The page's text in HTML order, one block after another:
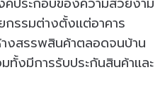
รรมต่างตั้งเเต่อาคาร
งสรรพสินค้าตลอดจนบ้าน
งมีการรับประกันสินค้าเเละ